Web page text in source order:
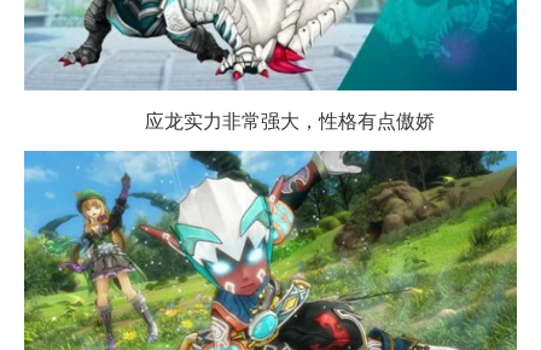
应龙实力非常强大，性格有点傲娇